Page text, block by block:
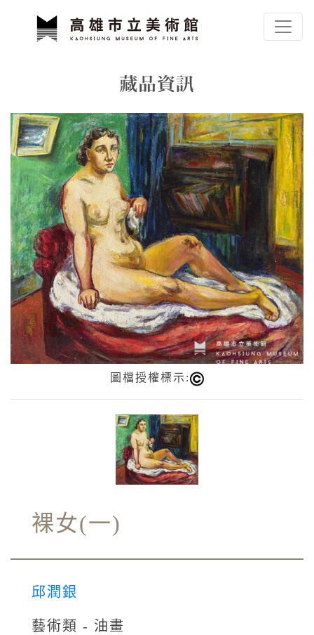
高雄市立美術館
網頁導覽
:::
圖檔授權標示:
裸女(一)
邱潤銀
藝術類 - 油畫